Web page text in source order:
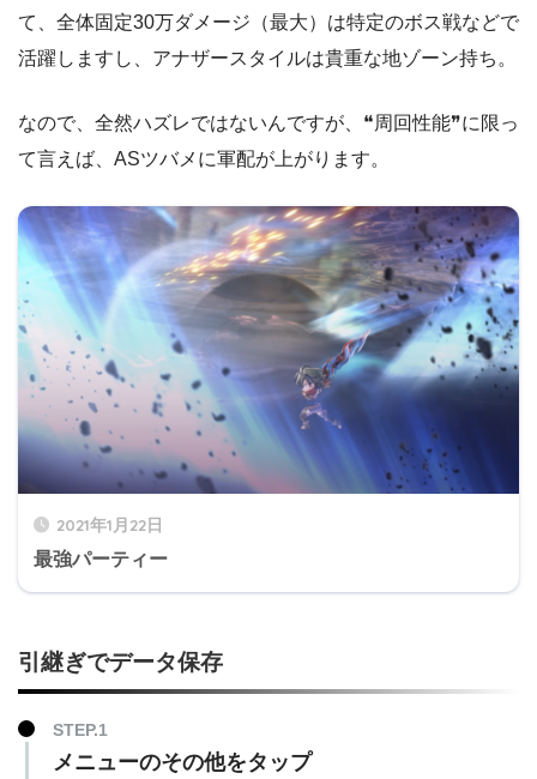
て、全体固定30万ダメージ（最大）は特定のボス戦などで
活躍しますし、アナザースタイルは貴重な地ゾーン持ち。
なので、全然ハズレではないんですが、❝周回性能❞に限っ
て言えば、ASツバメに軍配が上がります。
2021年1月22日
最強パーティー
引継ぎでデータ保存
メニューのその他をタップ